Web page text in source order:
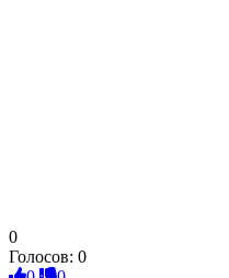
0
Голосов: 0